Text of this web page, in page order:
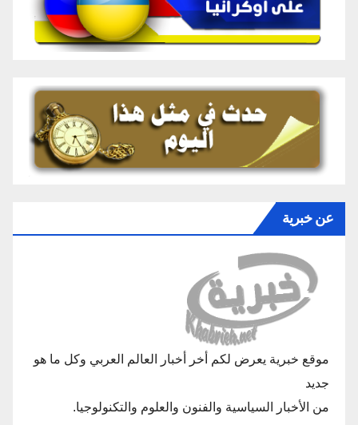
عن خبرية
موقع خبرية يعرض لكم أخر أخبار العالم العربي وكل ما هو
جديد
من الأخبار السياسية والفنون والعلوم والتكنولوجيا.